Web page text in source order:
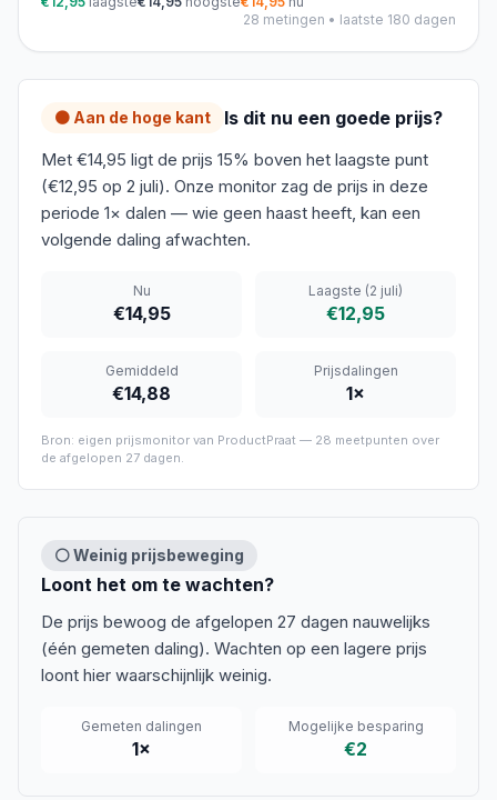
28 metingen • laatste 180 dagen
🟠 Aan de hoge kant Is dit nu een goede prijs?
Met €14,95 ligt de prijs 15% boven het laagste punt
(€12,95 op 2 juli). Onze monitor zag de prijs in deze
periode 1× dalen — wie geen haast heeft, kan een
volgende daling afwachten.
Nu
€14,95
Laagste (2 juli)
€12,95
Gemiddeld
€14,88
Prijsdalingen
1×
Bron: eigen prijsmonitor van ProductPraat — 28 meetpunten over
de afgelopen 27 dagen.
⚪ Weinig prijsbeweging
Loont het om te wachten?
De prijs bewoog de afgelopen 27 dagen nauwelijks
(één gemeten daling). Wachten op een lagere prijs
loont hier waarschijnlijk weinig.
Gemeten dalingen
1×
Mogelijke besparing
€2